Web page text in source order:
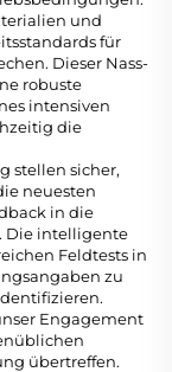
und
für
Dieser Nass-
robuste
intensiven
die
stellen sicher,
neuesten
in die
Die intelligente
Feldtests in
zu
Engagement
übertreffen.